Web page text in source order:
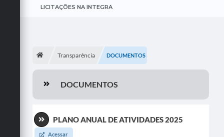
LICITAÇÕES NA INTEGRA
Transparência DOCUMENTOS
DOCUMENTOS
PLANO ANUAL DE ATIVIDADES 2025
Acessar